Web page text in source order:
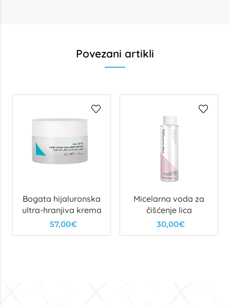
Povezani artikli
Bogata hijaluronska
ultra-hranjiva krema
57,00€
Micelarna voda za
čišćenje lica
30,00€